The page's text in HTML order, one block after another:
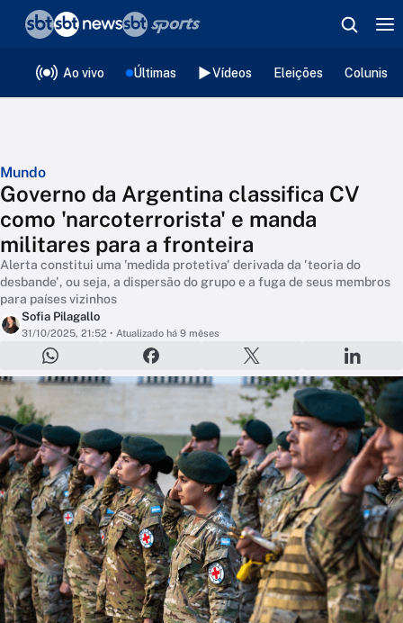
Ao vivo Últimas Vídeos Eleições
Mundo
Governo da Argentina classifica CV
como 'narcoterrorista' e manda
militares para a fronteira
Alerta constitui uma 'medida protetiva' derivada da 'teoria do
desbande', ou seja, a dispersão do grupo e a fuga de seus membros
para países vizinhos
Sofia Pilagallo
31/10/2025, 21:52 • Atualizado há 9 mêses
❮voltar
Editorias